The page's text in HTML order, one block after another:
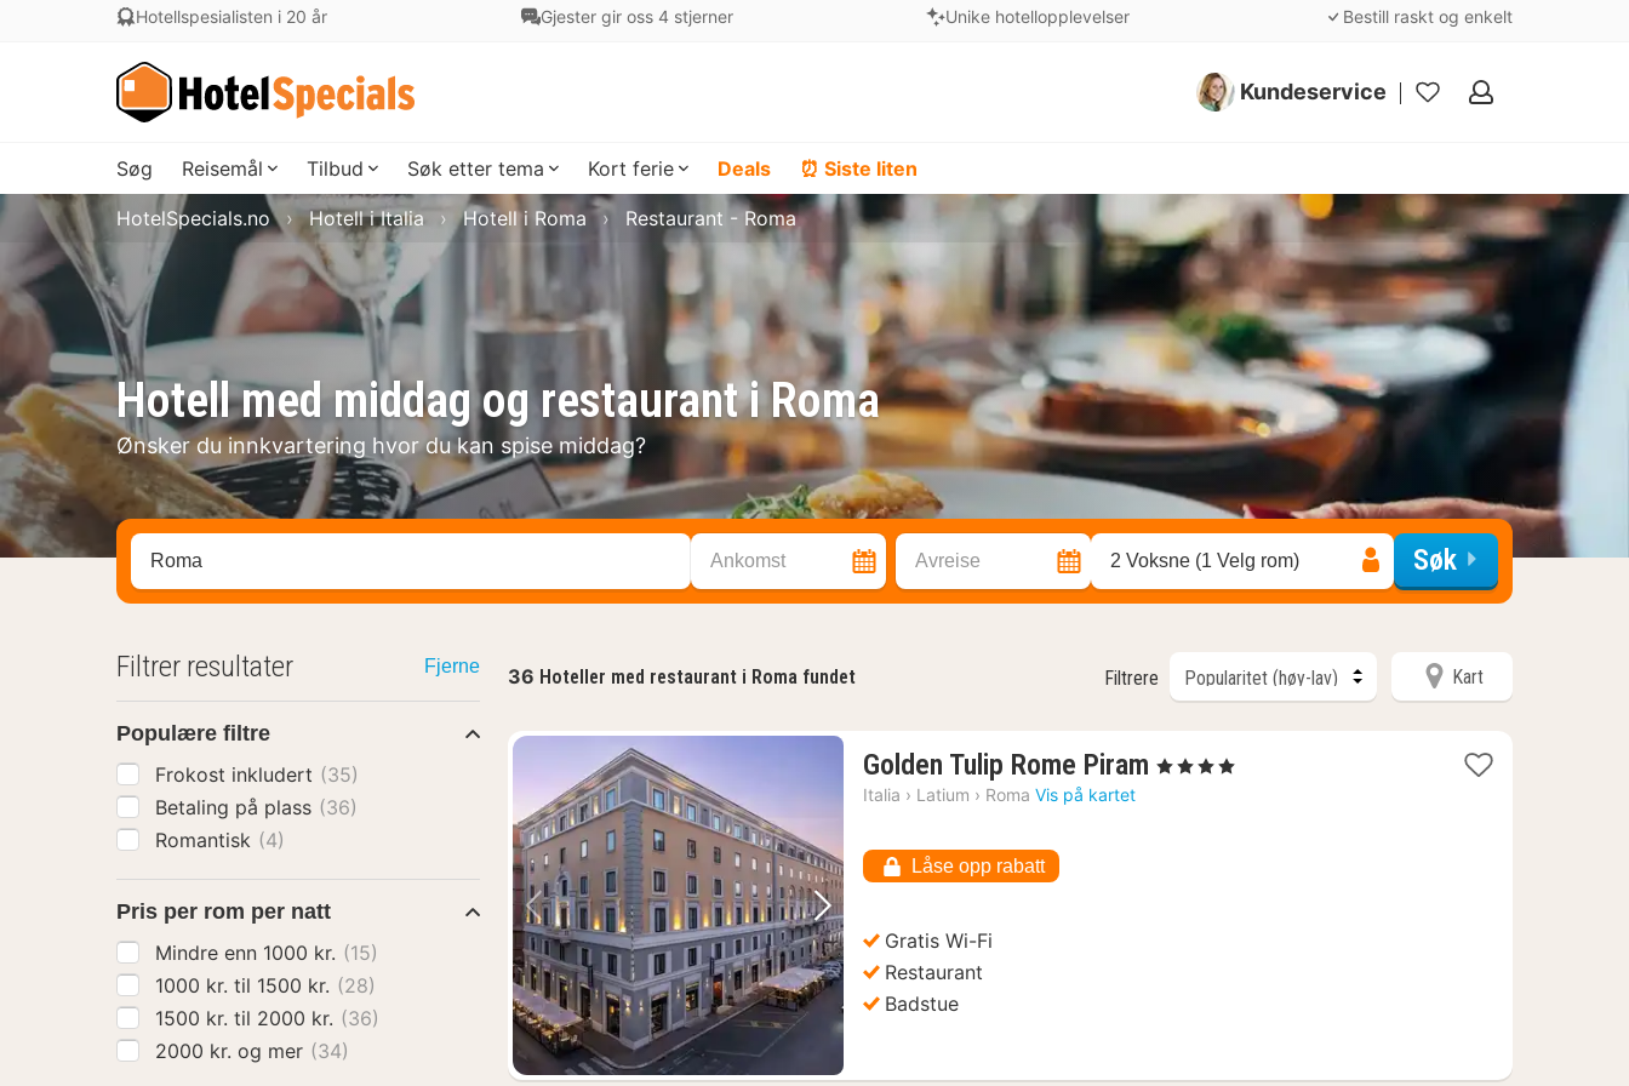
Hotellspesialisten i 20 år Gjester gir oss 4 stjerner Unike hotellopplevelser Bestill raskt og enkelt
Kundeservice
Mine
Søg Reisemål Tilbud Søk etter tema Kort ferie Deals ⏰ Siste liten
Hotell med middag og restaurant i Roma
Ønsker du innkvartering hvor du kan spise middag?
HotelSpecials.no Hotell i Italia Hotell i Roma Restaurant - Roma
Søk hotell, region eller by Ankomst Avreise 2 Voksne (1 Velg rom) Søk
36 Hoteller med restaurant i Roma fundet Filtrere Kart
Forrige bilde Neste bilde
Golden Tulip Rome Piram 1
, 4 Stjerner
Italia › Latium › Roma Vis på kartet
Låse opp rabatt
Gratis Wi-Fi
Restaurant
Badstue
Filtrer resultater Fjerne
Populære filtre
Frokost inkludert (35)
Betaling på plass (36)
Romantisk (4)
Pris per rom per natt
Mindre enn 1000 kr. (15)
1000 kr. til 1500 kr. (28)
1500 kr. til 2000 kr. (36)
2000 kr. og mer (34)